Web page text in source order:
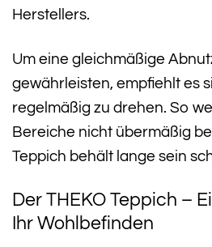
Herstellers.
Um eine gleichmäßige
gewährleisten, empfiehlt es
regelmäßig zu drehen. So
Bereiche nicht übermäßig
Teppich behält lange sein
Der THEKO Teppich –
Ihr Wohlbefinden